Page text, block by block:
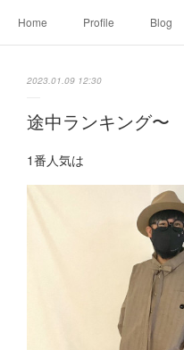
Home Profile Blog
2023.01.09 12:30
途中ランキング〜
1番人気は